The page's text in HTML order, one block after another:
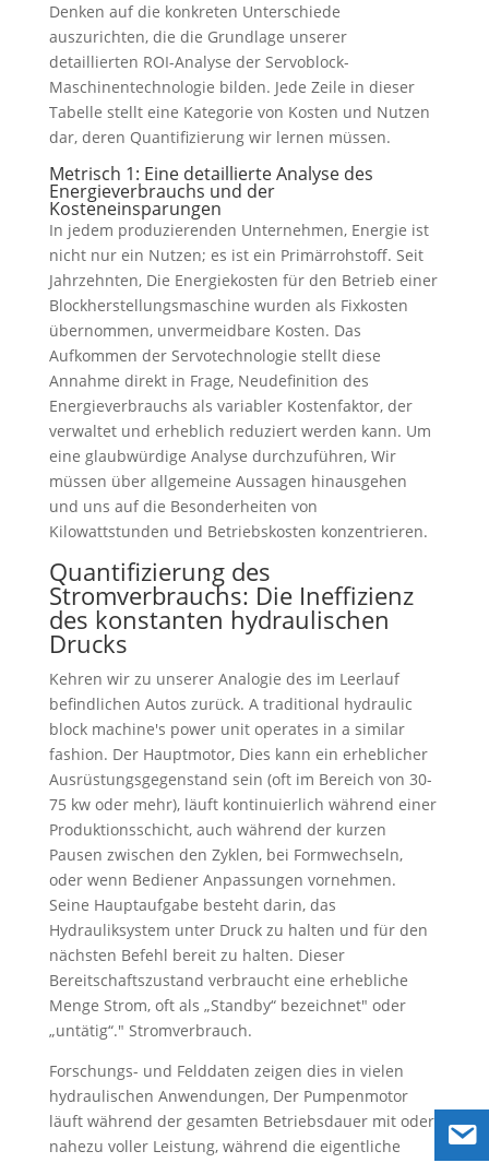
Denken auf die konkreten Unterschiede
auszurichten, die die Grundlage unserer
detaillierten ROI-Analyse der Servoblock-
Maschinentechnologie bilden. Jede Zeile in dieser
Tabelle stellt eine Kategorie von Kosten und Nutzen
dar, deren Quantifizierung wir lernen müssen.
Metrisch 1: Eine detaillierte Analyse des
Energieverbrauchs und der
Kosteneinsparungen
In jedem produzierenden Unternehmen, Energie ist
nicht nur ein Nutzen; es ist ein Primärrohstoff. Seit
Jahrzehnten, Die Energiekosten für den Betrieb einer
Blockherstellungsmaschine wurden als Fixkosten
übernommen, unvermeidbare Kosten. Das
Aufkommen der Servotechnologie stellt diese
Annahme direkt in Frage, Neudefinition des
Energieverbrauchs als variabler Kostenfaktor, der
verwaltet und erheblich reduziert werden kann. Um
eine glaubwürdige Analyse durchzuführen, Wir
müssen über allgemeine Aussagen hinausgehen
und uns auf die Besonderheiten von
Kilowattstunden und Betriebskosten konzentrieren.
Quantifizierung des
Stromverbrauchs: Die Ineffizienz
des konstanten hydraulischen
Drucks
Kehren wir zu unserer Analogie des im Leerlauf
befindlichen Autos zurück. A traditional hydraulic
block machine's power unit operates in a similar
fashion. Der Hauptmotor, Dies kann ein erheblicher
Ausrüstungsgegenstand sein (oft im Bereich von 30-
75 kw oder mehr), läuft kontinuierlich während einer
Produktionsschicht, auch während der kurzen
Pausen zwischen den Zyklen, bei Formwechseln,
oder wenn Bediener Anpassungen vornehmen.
Seine Hauptaufgabe besteht darin, das
Hydrauliksystem unter Druck zu halten und für den
nächsten Befehl bereit zu halten. Dieser
Bereitschaftszustand verbraucht eine erhebliche
Menge Strom, oft als „Standby“ bezeichnet" oder
„untätig“." Stromverbrauch.
Forschungs- und Felddaten zeigen dies in vielen
hydraulischen Anwendungen, Der Pumpenmotor
läuft während der gesamten Betriebsdauer mit oder
nahezu voller Leistung, während die eigentliche